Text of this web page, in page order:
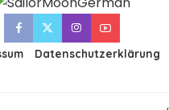
Datenschutzerklärung